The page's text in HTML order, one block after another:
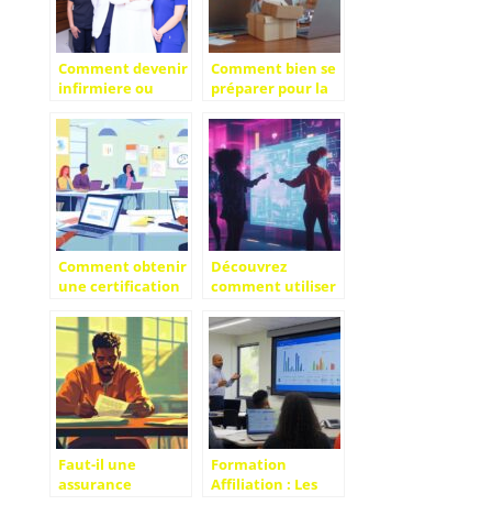
Comment devenir
infirmiere ou
pour une carriere
reussie
Comment bien se
préparer pour la
des courses en
ligne efficaces
Comment obtenir
une certification
votre carrière
Découvrez
comment utiliser
pour améliorer
votre stratégie de
contenu
Faut-il une
assurance
Formation
Affiliation : Les